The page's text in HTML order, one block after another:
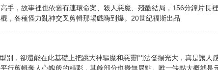
手，故事裡也依舊有連環命案、殺人惡魔、殘酷結局，156分鐘片長
，各種怪力亂神交叉剪輯那場戲嗨到爆。20世紀福斯出品
別，卻還能在此基礎上把跳大神驅魔和惡靈鬥法發揚光大，真是讓人
行剪輯奪人心魄般的精彩，其餘部分也幾無尿點。唯一缺點大概就是